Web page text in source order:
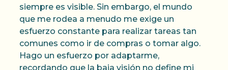
siempre es visible. Sin embargo, el mundo
que me rodea a menudo me exige un
esfuerzo constante para realizar tareas tan
comunes como ir de compras o tomar algo.
Hago un esfuerzo por adaptarme,
recordando que la baja visión no define mi